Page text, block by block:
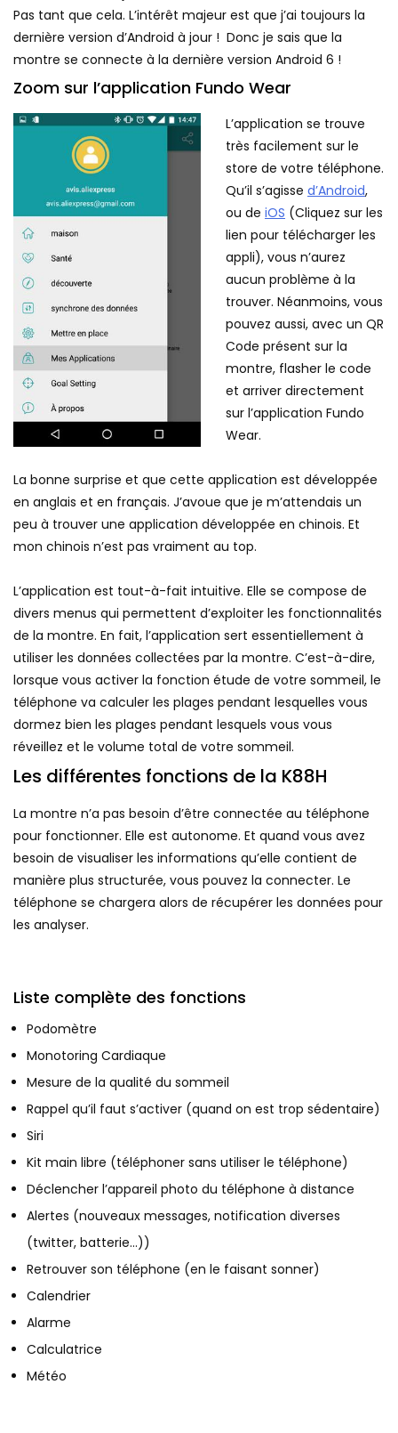
Pas tant que cela. L’intérêt majeur est que j’ai toujours la
dernière version d’Android à jour ! Donc je sais que la
montre se connecte à la dernière version Android 6 !
Zoom sur l’application Fundo Wear
L’application se trouve
très facilement sur le
store de votre téléphone.
Qu’il s’agisse d’Android,
ou de iOS (Cliquez sur les
lien pour télécharger les
appli), vous n’aurez
aucun problème à la
trouver. Néanmoins, vous
pouvez aussi, avec un QR
Code présent sur la
montre, flasher le code
et arriver directement
sur l’application Fundo
Wear.
La bonne surprise et que cette application est développée
en anglais et en français. J’avoue que je m’attendais un
peu à trouver une application développée en chinois. Et
mon chinois n’est pas vraiment au top.
L’application est tout-à-fait intuitive. Elle se compose de
divers menus qui permettent d’exploiter les fonctionnalités
de la montre. En fait, l’application sert essentiellement à
utiliser les données collectées par la montre. C’est-à-dire,
lorsque vous activer la fonction étude de votre sommeil, le
téléphone va calculer les plages pendant lesquelles vous
dormez bien les plages pendant lesquels vous vous
réveillez et le volume total de votre sommeil.
Les différentes fonctions de la K88H
La montre n’a pas besoin d’être connectée au téléphone
pour fonctionner. Elle est autonome. Et quand vous avez
besoin de visualiser les informations qu’elle contient de
manière plus structurée, vous pouvez la connecter. Le
téléphone se chargera alors de récupérer les données pour
les analyser.
Liste complète des fonctions
Podomètre
Monotoring Cardiaque
Mesure de la qualité du sommeil
Rappel qu’il faut s’activer (quand on est trop sédentaire)
Siri
Kit main libre (téléphoner sans utiliser le téléphone)
Déclencher l’appareil photo du téléphone à distance
Alertes (nouveaux messages, notification diverses
(twitter, batterie…))
Retrouver son téléphone (en le faisant sonner)
Calendrier
Alarme
Calculatrice
Météo